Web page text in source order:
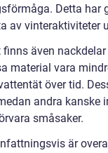
Detta har
av vinteraktiviteter
finns även
material vara
över tid.
andra kanske
småsaker.
är